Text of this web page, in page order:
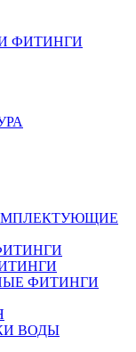
ФИТИНГИ
ФИТИНГИ
ВОДЫ